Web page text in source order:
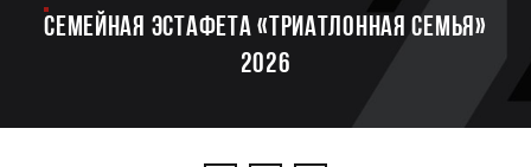
Семейная эстафета «Триатлонная семья»
2026